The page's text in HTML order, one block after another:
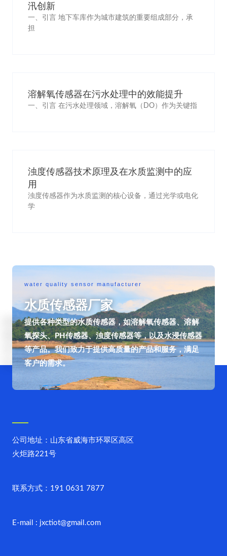
汛创新
一、引言 地下车库作为城市建筑的重要组成部分，承
担
溶解氧传感器在污水处理中的效能提升
一、引言 在污水处理领域，溶解氧（DO）作为关键指
浊度传感器技术原理及在水质监测中的应
用
浊度传感器作为水质监测的核心设备，通过光学或电化
学
water quality sensor manufacturer
水质传感器厂家
提供各种类型的水质传感器，如溶解氧传感器、溶解
氧探头、PH传感器、浊度传感器等，以及水浸传感器
等产品。我们致力于提供高质量的产品和服务，满足
客户的需求。
公司地址：山东省威海市环翠区高区
火炬路221号
联系方式：191 0631 7877
E-mail : jxctiot@gmail.com